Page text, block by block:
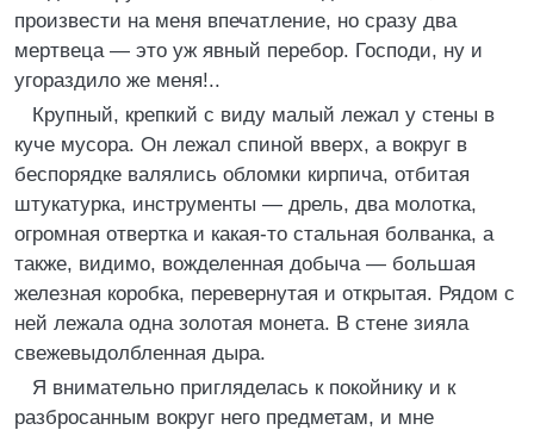
произвести на меня впечатление, но сразу два
мертвеца — это уж явный перебор. Господи, ну и
угораздило же меня!..
Крупный, крепкий с виду малый лежал у стены в
куче мусора. Он лежал спиной вверх, а вокруг в
беспорядке валялись обломки кирпича, отбитая
штукатурка, инструменты — дрель, два молотка,
огромная отвертка и какая-то стальная болванка, а
также, видимо, вожделенная добыча — большая
железная коробка, перевернутая и открытая. Рядом с
ней лежала одна золотая монета. В стене зияла
свежевыдолбленная дыра.
Я внимательно пригляделась к покойнику и к
разбросанным вокруг него предметам, и мне